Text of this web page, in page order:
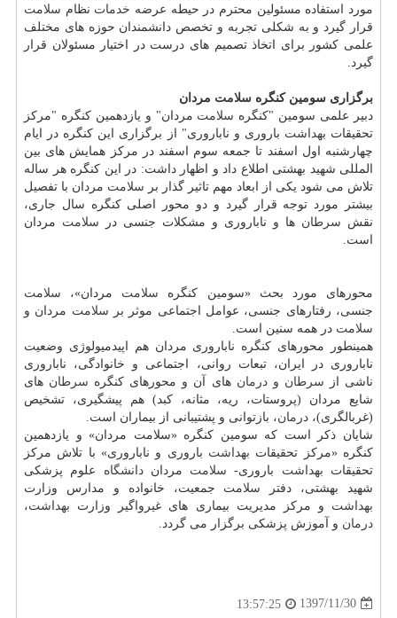
مورد استفاده مسئولین محترم در حیطه عرضه خدمات نظام سلامت
قرار گیرد و به شكلی تجربه و تخصص دانشمندان حوزه های مختلف
علمی كشور برای اتخاذ تصمیم های درست در اختیار مسئولان قرار
گیرد.
برگزاری سومین كنگره سلامت مردان
دبیر علمی سومین "كنگره سلامت مردان" و یازدهمین كنگره "مركز
تحقیقات بهداشت باروری و ناباروری" از برگزاری این كنگره در ایام
چهارشنبه اول اسفند تا جمعه سوم اسفند در مركز همایش های بین
المللی شهید بهشتی اطلاع داد و اظهار داشت: در این كنگره هر ساله
تلاش می شود یكی از ابعاد مهم تاثیر گذار بر سلامت مردان با تفصیل
بیشتر مورد توجه قرار گیرد و دو محور اصلی كنگره سال جاری،
نقش سرطان ها و ناباروری و مشكلات جنسی در سلامت مردان
است.
محورهای مورد بحث «سومین كنگره سلامت مردان»، سلامت
جنسی، رفتارهای جنسی، عوامل اجتماعی موثر بر سلامت مردان و
سلامت در همه سنین است.
همینطور محورهای كنگره ناباروری مردان هم اپیدمیولوژی وضعیت
ناباروری در ایران، تبعات روانی، اجتماعی و خانوادگی، ناباروری
ناشی از سرطان ودرمان های آن و محورهای كنگره سرطان های
شایع مردان (پروستات، ریه، مثانه، كبد) هم پیشگیری، تشخیص
(غربالگری)، درمان، بازتوانی و پشتیبانی از بیماران است.
شایان ذكر است كه سومین كنگره «سلامت مردان» و یازدهمین
كنگره «مركز تحقیقات بهداشت باروری و ناباروری» با تلاش مركز
تحقیقات بهداشت باروری- سلامت مرداندانشگاه علوم پزشكی
شهید بهشتی، دفتر سلامت جمعیت، خانواده و مدارس وزارت
بهداشت و مركز مدیریت بیماری های غیرواگیر وزارت بهداشت،
درمان و آموزش پزشكی برگزار می گردد.
1397/11/30
13:57:25